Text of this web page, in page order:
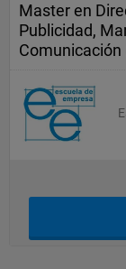
Master en
Publicidad,
Comunicación